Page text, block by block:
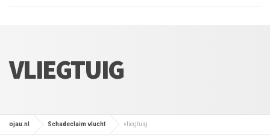
VLIEGTUIG
ojau.nl Schadeclaim vlucht vliegtuig